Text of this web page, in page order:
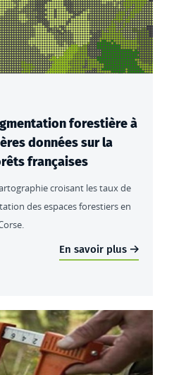
forestière à
données sur la
françaises
croisant les taux de
des espaces forestiers en
En savoir plus